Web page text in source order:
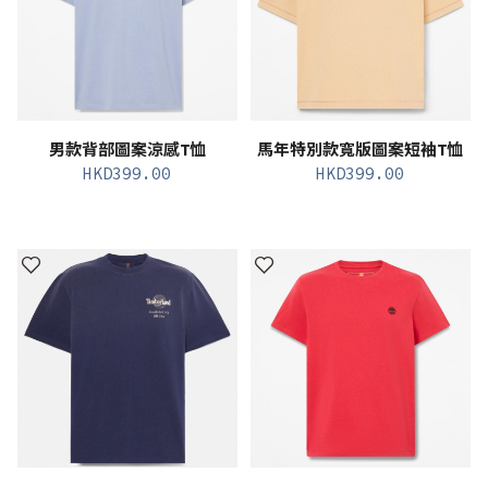
男款背部圖案涼感T恤
HKD399.00
馬年特別款寬版圖案短袖T恤
HKD399.00